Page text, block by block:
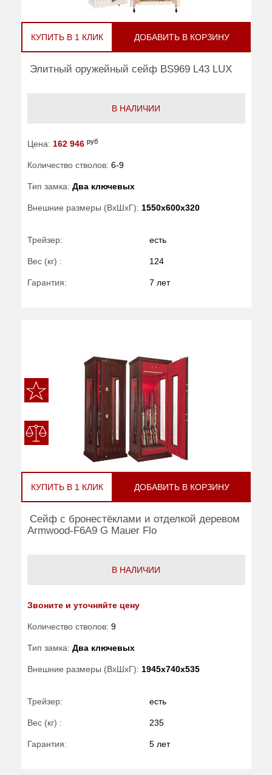
КУПИТЬ В 1 КЛИК ДОБАВИТЬ В КОРЗИНУ
Элитный оружейный сейф BS969 L43 LUX
В НАЛИЧИИ
Цена: 162 946 руб
Количество стволов: 6-9
Тип замка: Два ключевых
Внешние размеры (ВхШхГ): 1550x600x320
Трейзер: есть
Вес (кг) : 124
Гарантия: 7 лет
КУПИТЬ В 1 КЛИК ДОБАВИТЬ В КОРЗИНУ
Сейф с бронестёклами и отделкой деревом
Armwood-F6A9 G Mauer Flo
В НАЛИЧИИ
Звоните и уточняйте цену
Количество стволов: 9
Тип замка: Два ключевых
Внешние размеры (ВхШхГ): 1945x740x535
Трейзер: есть
Вес (кг) : 235
Гарантия: 5 лет